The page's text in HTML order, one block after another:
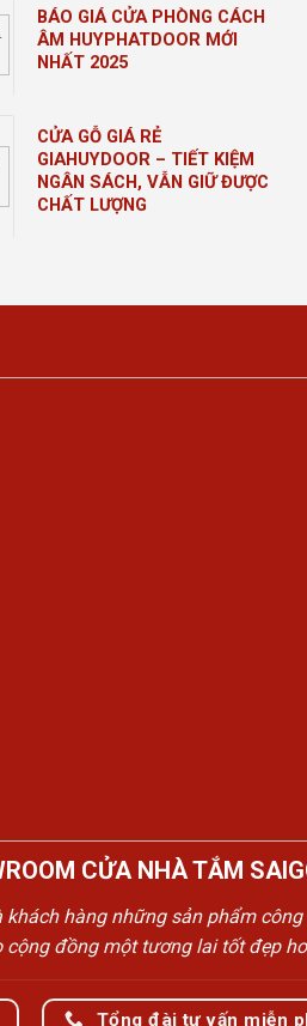
BÁO GIÁ CỬA PHÒNG CÁCH
ÂM HUYPHATDOOR MỚI
NHẤT 2025
CỬA GỖ GIÁ RẺ
GIAHUYDOOR – TIẾT KIỆM
NGÂN SÁCH, VẪN GIỮ ĐƯỢC
CHẤT LƯỢNG
CỬA NHÀ TẮM
hàng những sản phẩm
cộng đồng một tương lai tốt đẹp
Tổng đài tư vấn miễn